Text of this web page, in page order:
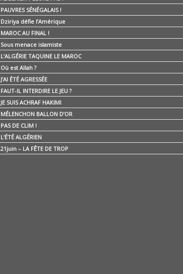
PAUVRES SÉNÉGALAIS !
Dziriya défie l’Amérique
MAROC AU FINAL !
Sous menace islamiste
L’ALGÉRIE TAQUINE LE MAROC
Où est Allah ?
J’AI ÉTÉ AGRESSÉE
FAUT-IL INTERDIRE LE JEU ?
JE SUIS ACHRAF HAKIMI
MÉLENCHON BALLON D’OR
PAS DE CLIM !
L’ÉTÉ ALGÉRIEN
21juin – LA FÊTE DE TROP